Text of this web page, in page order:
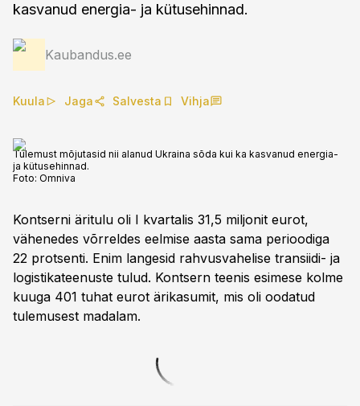
kasvanud energia- ja kütusehinnad.
Kaubandus.ee
Kuula Jaga Salvesta Vihja
Tulemust mõjutasid nii alanud Ukraina sõda kui ka kasvanud energia-
ja kütusehinnad.
Foto: Omniva
Kontserni äritulu oli I kvartalis 31,5 miljonit eurot,
vähenedes võrreldes eelmise aasta sama perioodiga
22 protsenti. Enim langesid rahvusvahelise transiidi- ja
logistikateenuste tulud. Kontsern teenis esimese kolme
kuuga 401 tuhat eurot ärikasumit, mis oli oodatud
tulemusest madalam.